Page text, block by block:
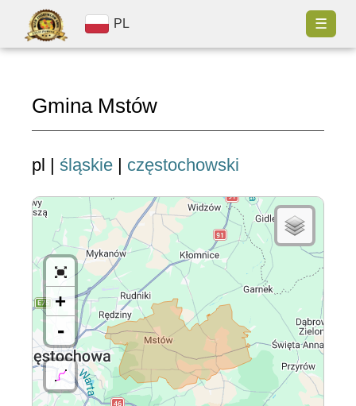
PL ☰
Gmina Mstów
pl | śląskie | częstochowski
+
-